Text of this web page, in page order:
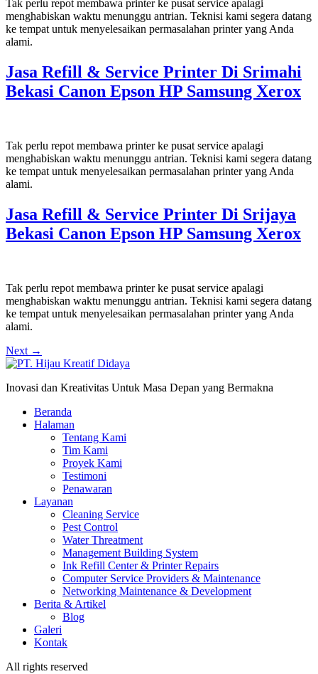
Tak perlu repot membawa printer ke pusat service apalagi
menghabiskan waktu menunggu antrian. Teknisi kami segera datang
ke tempat untuk menyelesaikan permasalahan printer yang Anda
alami.
Jasa Refill & Service Printer Di Srimahi
Bekasi Canon Epson HP Samsung Xerox
Tak perlu repot membawa printer ke pusat service apalagi
menghabiskan waktu menunggu antrian. Teknisi kami segera datang
ke tempat untuk menyelesaikan permasalahan printer yang Anda
alami.
Jasa Refill & Service Printer Di Srijaya
Bekasi Canon Epson HP Samsung Xerox
Tak perlu repot membawa printer ke pusat service apalagi
menghabiskan waktu menunggu antrian. Teknisi kami segera datang
ke tempat untuk menyelesaikan permasalahan printer yang Anda
alami.
Next →
Inovasi dan Kreativitas Untuk Masa Depan yang Bermakna
Beranda
Halaman
Tentang Kami
Tim Kami
Proyek Kami
Testimoni
Penawaran
Layanan
Cleaning Service
Pest Control
Water Threatment
Management Building System
Ink Refill Center & Printer Repairs
Computer Service Providers & Maintenance
Networking Maintenance & Development
Berita & Artikel
Blog
Galeri
Kontak
All rights reserved